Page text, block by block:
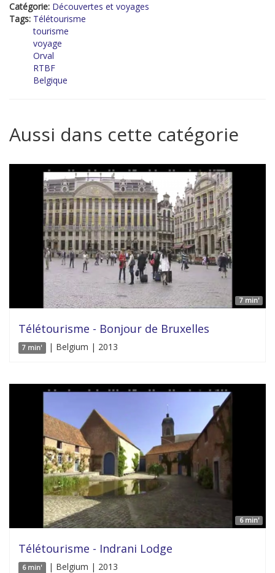
Catégorie: Découvertes et voyages
Tags: Télétourisme
tourisme
voyage
Orval
RTBF
Belgique
Aussi dans cette catégorie
7 min'
Télétourisme - Bonjour de Bruxelles
7 min' | Belgium | 2013
6 min'
Télétourisme - Indrani Lodge
6 min' | Belgium | 2013